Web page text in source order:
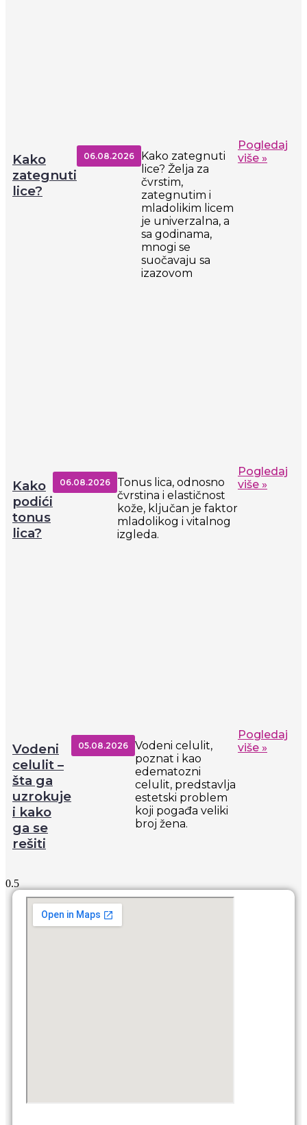
Kako
zategnuti
lice?
06.08.2026
Kako zategnuti
lice? Želja za
čvrstim,
zategnutim i
mladolikim licem
je univerzalna, a
sa godinama,
mnogi se
suočavaju sa
izazovom
Pogledaj
više »
Kako
podići
tonus
lica?
06.08.2026
Tonus lica, odnosno
čvrstina i elastičnost
kože, ključan je faktor
mladolikog i vitalnog
izgleda.
Pogledaj
više »
Vodeni
celulit –
šta ga
uzrokuje
i kako
ga se
rešiti
05.08.2026
Vodeni celulit,
poznat i kao
edematozni
celulit, predstavlja
estetski problem
koji pogađa veliki
broj žena.
Pogledaj
više »